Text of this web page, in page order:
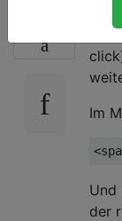
Im
<
Und
der